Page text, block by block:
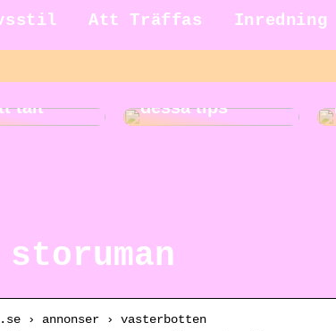
Att Träffas Inredning
tält
dessa tips
› annonser › vasterbotten